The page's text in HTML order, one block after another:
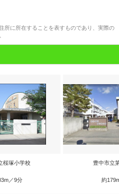
所に所在することを表すものであり、実際の
桜塚小学校
／9分
豊中市立
約